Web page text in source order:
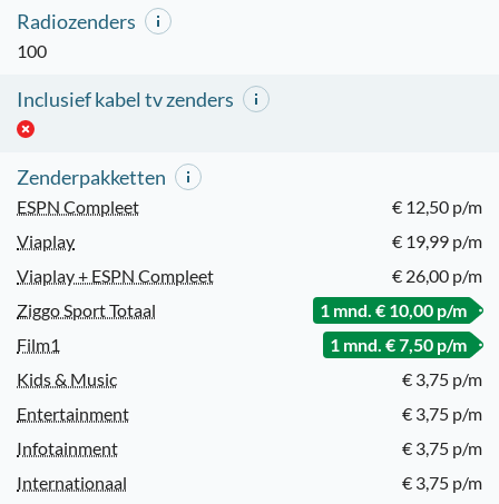
Radiozenders
100
Inclusief kabel tv zenders
Zenderpakketten
ESPN Compleet
€ 12,50 p/m
Viaplay
€ 19,99 p/m
Viaplay + ESPN Compleet
€ 26,00 p/m
Ziggo Sport Totaal
1 mnd. € 10,00 p/m
Film1
1 mnd. € 7,50 p/m
Kids & Music
€ 3,75 p/m
Entertainment
€ 3,75 p/m
Infotainment
€ 3,75 p/m
Internationaal
€ 3,75 p/m